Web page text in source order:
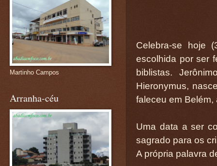
Celebra-se hoje
escolhida por ser
biblistas.
Hieronymus,
faleceu em
Uma data a ser
sagrado para os
A própria palavra
Martinho Campos
Arranha-céu